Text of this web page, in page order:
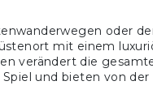
oder
mit einem
verändert die
Spiel und bieten von